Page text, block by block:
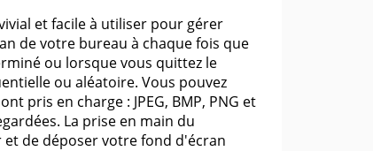
et facile à utiliser pour gérer
de votre bureau à chaque fois que
ou lorsque vous quittez le
ou aléatoire. Vous pouvez
pris en charge : JPEG, BMP, PNG et
La prise en main du
et de déposer votre fond d'écran